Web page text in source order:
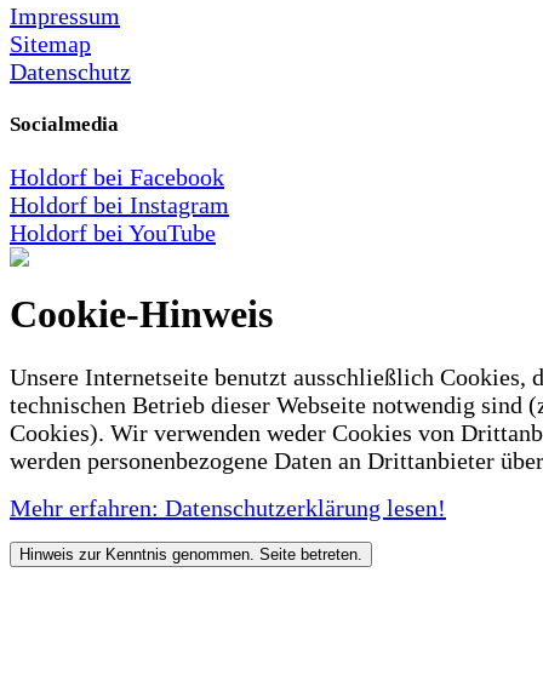
Impressum
Sitemap
Datenschutz
Socialmedia
Holdorf bei Facebook
Holdorf bei Instagram
Holdorf bei YouTube
Cookie-Hinweis
Unsere Internetseite benutzt ausschließlich Cookies,
technischen Betrieb dieser Webseite notwendig sind
Cookies). Wir verwenden weder Cookies von
werden personenbezogene Daten an Drittanbieter
Mehr erfahren: Datenschutzerklärung lesen!
Hinweis zur Kenntnis genommen. Seite betreten.